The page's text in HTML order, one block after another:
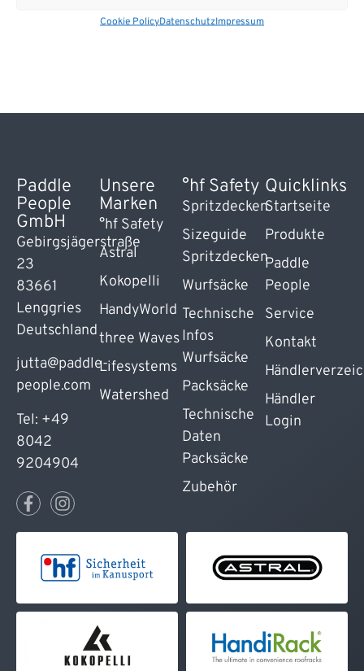
Cookie PolicyDatenschutzImpressum
Paddle
People
GmbH
Gebirgsjägerstraße
23
83661
Lenggries
Deutschland
jutta@paddle-
people.com
Tel: +49
8042
9204904
Unsere
Marken
°hf Safety
Astral
Kokopelli
HandyWorld
three Waves
Lifesystems
Watershed
°hf Safety
Spritzdecken
Sizeguide
Spritzdecken
Wurfsäcke
Technische
Infos
Wurfsäcke
Packsäcke
Technische
Daten
Packsäcke
Zubehör
Quicklinks
Startseite
Produkte
Paddle
People
Service
Kontakt
Händler
Login